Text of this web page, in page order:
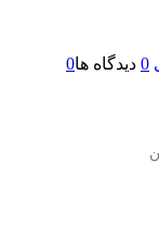
0 دیدگاه ها0